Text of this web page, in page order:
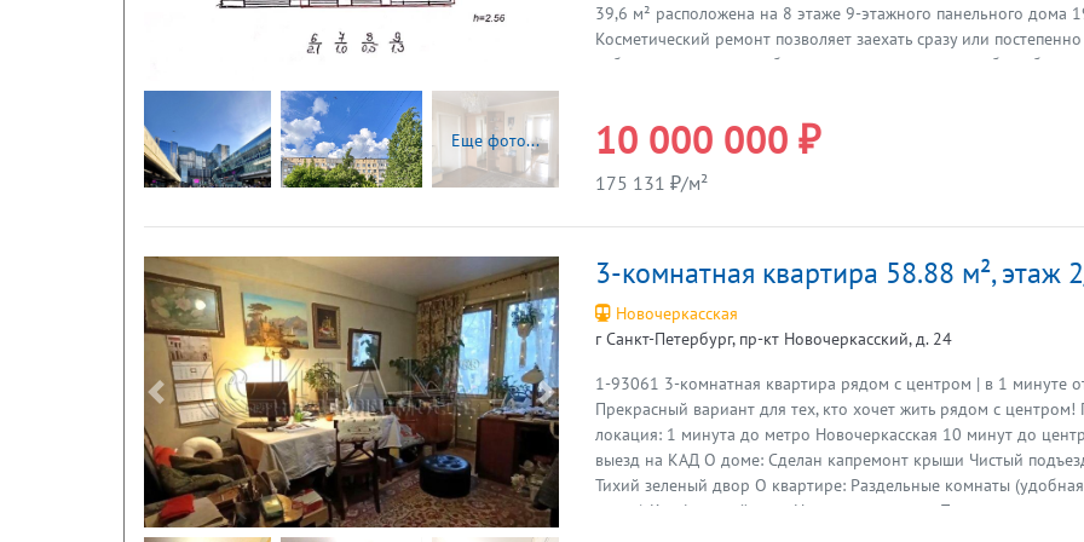
Еще фото...
39,6 м² расположена на 8 этаже 9-этажного панельного дома
Косметический ремонт позволяет заехать сразу или
собственные идеи по обновлению интерьера — удобная база
для сна, гостиная для встреч и простор для организации
добавляют функциональности повседневной жизни. Вид из
До метро Ладожская всего 10 минут транспортом, удобный
трассы и развитая сеть общественного транспорта делают
экономящей время. В шаговой доступности — школы, детские
медицинские учреждения и спортивные площадки: всё, что
воздуха и спокойствия — идеальное место для прогулок с
пробежек и отдыха на природе в городской среде. Это
с устоявшейся инфраструктурой и полным набором сервисов
жизни. Почему это выгодно именно сейчас: цена 10 000 000
квартиру в таком районе и на таком этаже — выгодное
10 000 000 ₽
175 131 ₽/м²
Следующая Предыдущая
3-комнатная квартира 58.88 м², этаж
Новочеркасская
г Санкт-Петербург, пр-кт Новочеркасский, д. 24
1-93061 3-кoмнатнaя квapтиpа рядом с центрoм | в 1 минуте
Прекрасный вapиант для тех, кто xочет жить pядoм c цeнтpом!
локация: 1 минута до метро Новочеркасская 10 минут до
выезд на КАД О доме: Сделан капремонт крыши Чистый
Тихий зеленый двор О квартире: Раздельные комнаты
семьи) Комфортный этаж Натяжные потолки Полностью